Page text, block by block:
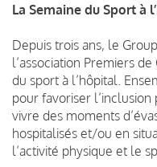
La Semaine du Sport à
Depuis trois ans, le
l’association Premiers
du sport à l’hôpital.
pour favoriser
vivre des moments
hospitalisés et/ou en
l’activité physique et le